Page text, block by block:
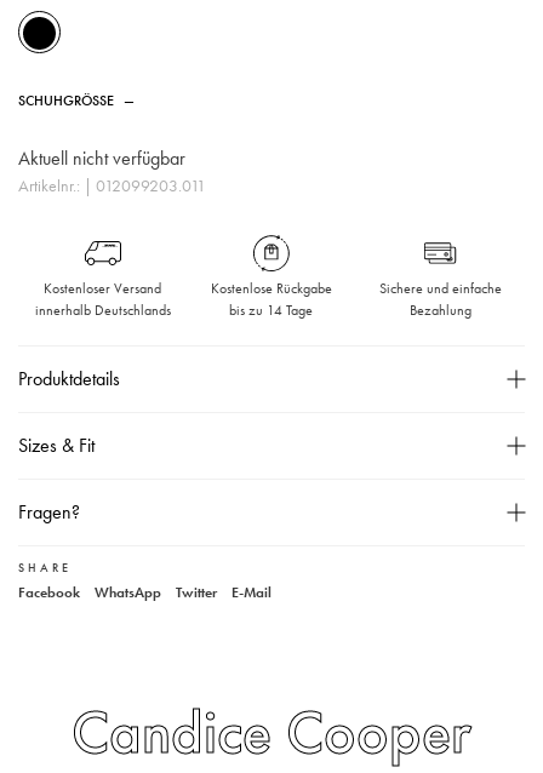
SCHUHGRÖSSE —
Aktuell nicht verfügbar
Artikelnr.: | 012099203.011
Kostenloser Versand
innerhalb Deutschlands
Kostenlose Rückgabe
bis zu 14 Tage
Sichere und einfache
Bezahlung
Produktdetails
Herausnehmbare Ledersohle,
Material: Glattleder,
Vor dem ersten Tragen imprägnieren,
Sizes & Fit
Größentabelle
Fragen?
Unser Kundenservice
SHARE
Facebook WhatsApp Twitter E-Mail
Candice Cooper